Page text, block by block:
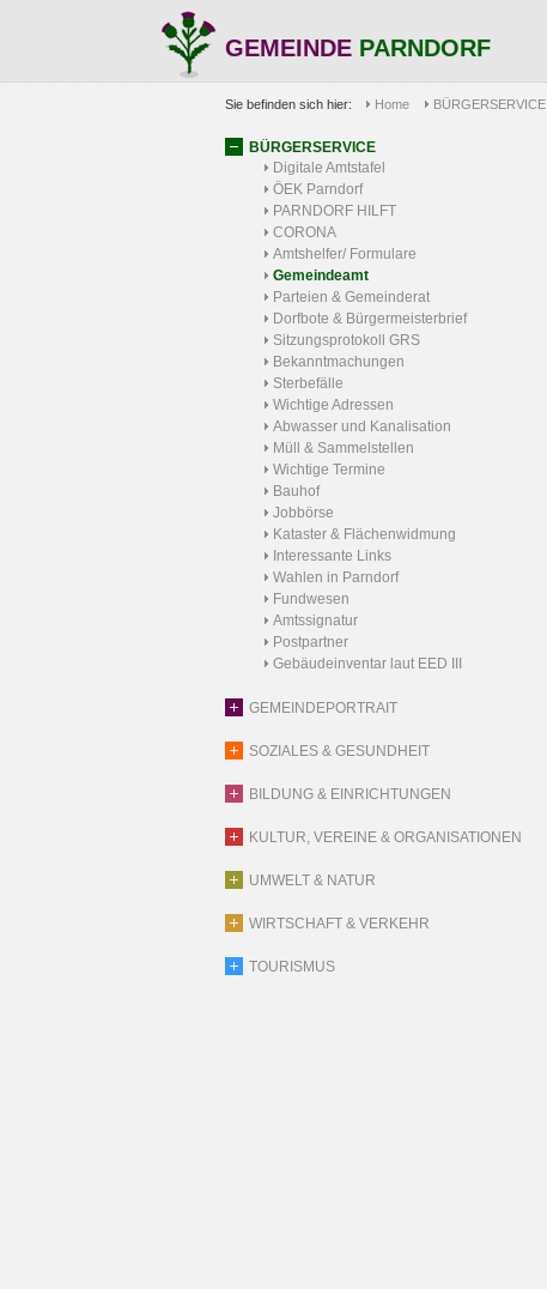
GEMEINDE PARNDORF
Sie befinden sich hier: Home BÜRGERSERVICE
BÜRGERSERVICE
Digitale Amtstafel
ÖEK Parndorf
PARNDORF HILFT
CORONA
Amtshelfer/ Formulare
Gemeindeamt
Parteien & Gemeinderat
Dorfbote & Bürgermeisterbrief
Sitzungsprotokoll GRS
Bekanntmachungen
Sterbefälle
Wichtige Adressen
Abwasser und Kanalisation
Müll & Sammelstellen
Wichtige Termine
Bauhof
Jobbörse
Kataster & Flächenwidmung
Interessante Links
Wahlen in Parndorf
Fundwesen
Amtssignatur
Postpartner
Gebäudeinventar laut EED III
GEMEINDEPORTRAIT
SOZIALES & GESUNDHEIT
BILDUNG & EINRICHTUNGEN
KULTUR, VEREINE & ORGANISATIONEN
UMWELT & NATUR
WIRTSCHAFT & VERKEHR
TOURISMUS